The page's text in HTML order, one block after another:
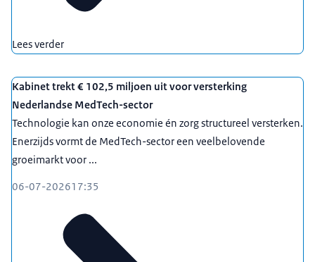
Lees verder
Kabinet trekt € 102,5 miljoen uit voor versterking
Nederlandse MedTech-sector
Technologie kan onze economie én zorg structureel versterken.
Enerzijds vormt de MedTech-sector een veelbelovende
groeimarkt voor ...
06-07-202617:35